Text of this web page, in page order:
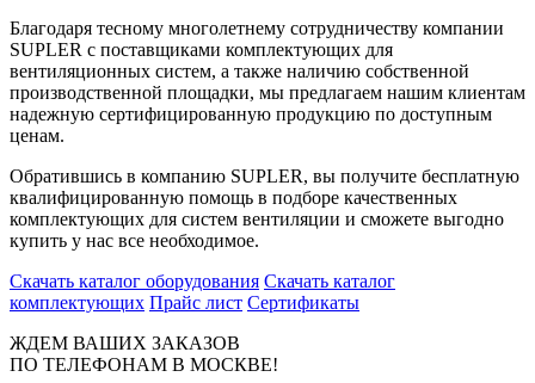
Благодаря тесному многолетнему сотрудничеству компании
SUPLER с поставщиками комплектующих для
вентиляционных систем, а также наличию собственной
производственной площадки, мы предлагаем нашим клиентам
надежную сертифицированную продукцию по доступным
ценам.
Обратившись в компанию SUPLER, вы получите бесплатную
квалифицированную помощь в подборе качественных
комплектующих для систем вентиляции и сможете выгодно
купить у нас все необходимое.
Скачать каталог оборудования Скачать каталог
комплектующих Прайс лист Сертификаты
ЖДЕМ ВАШИХ ЗАКАЗОВ
ПО ТЕЛЕФОНАМ В МОСКВЕ!